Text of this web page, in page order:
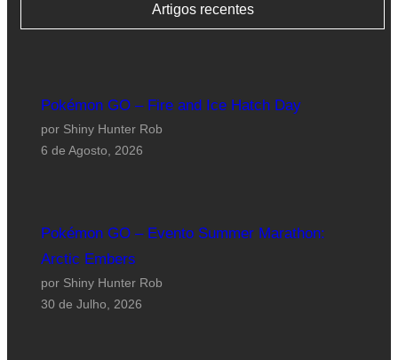
Artigos recentes
Pokémon GO – Fire and Ice Hatch Day
por Shiny Hunter Rob
6 de Agosto, 2026
Pokémon GO – Evento Summer Marathon:
Arctic Embers
por Shiny Hunter Rob
30 de Julho, 2026